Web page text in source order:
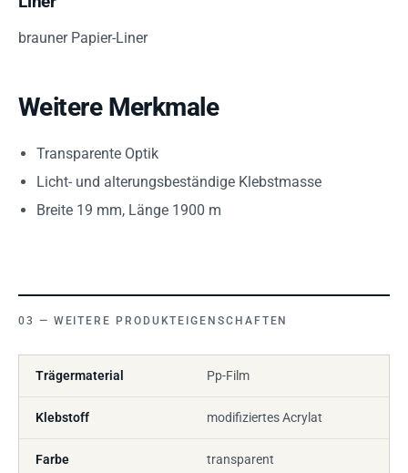
brauner Papier-Liner
Weitere Merkmale
Transparente Optik
Licht- und alterungsbeständige Klebstmasse
Breite 19 mm, Länge 1900 m
WEITERE PRODUKTEIGENSCHAFTEN
Trägermaterial Pp-Film
Klebstoff modifiziertes Acrylat
Farbe transparent